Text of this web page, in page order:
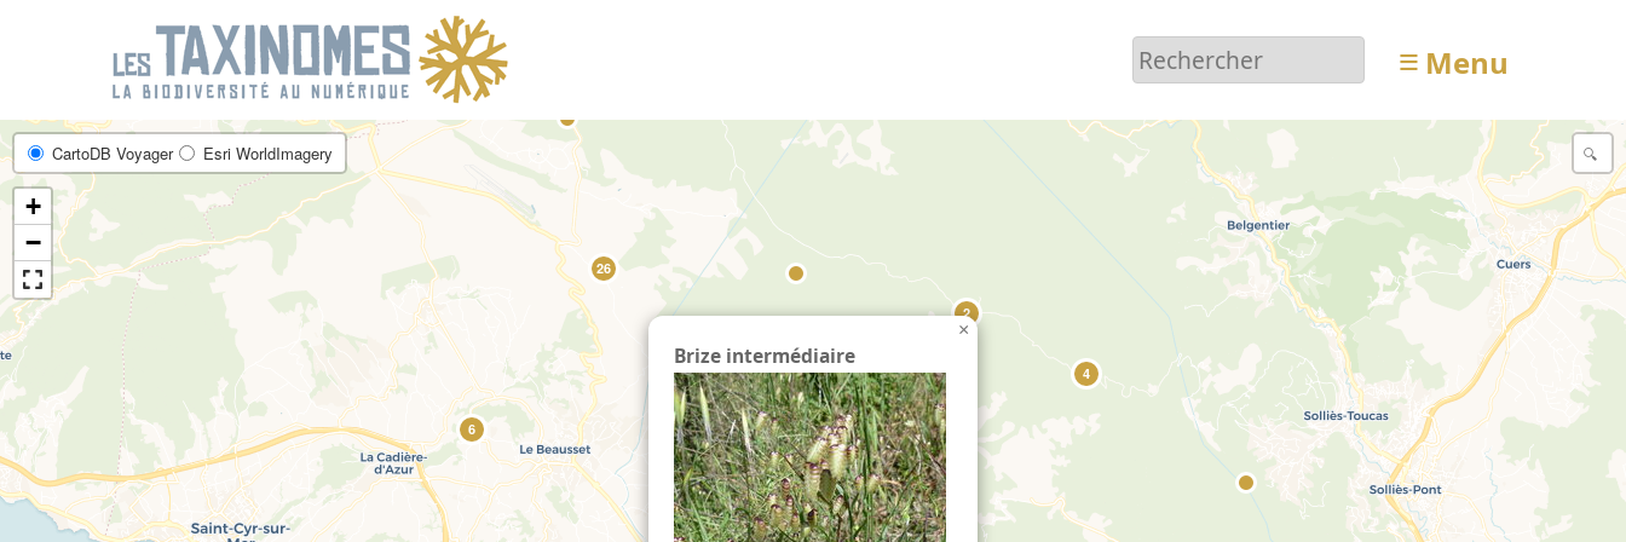
≡ Menu
2
4
6
26
Brize intermédiaire
×
CartoDB Voyager Esri WorldImagery
+
−